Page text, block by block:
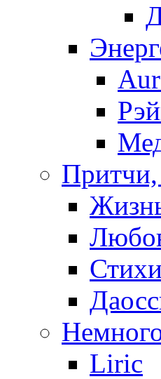
Притчи,
Стихи
Liric